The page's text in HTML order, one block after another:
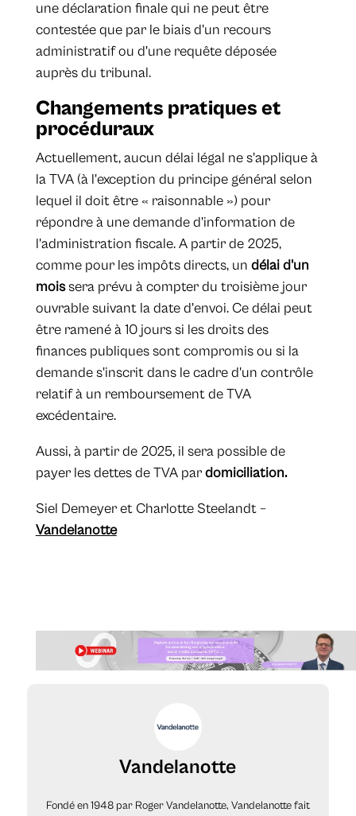
une déclaration finale qui ne peut être
contestée que par le biais d'un recours
administratif ou d'une requête déposée
auprès du tribunal.
Changements pratiques et
procéduraux
Actuellement, aucun délai légal ne s'applique à
la TVA (à l'exception du principe général selon
lequel il doit être « raisonnable ») pour
répondre à une demande d'information de
l'administration fiscale. A partir de 2025,
comme pour les impôts directs, un délai d'un
moissera prévu à compter du troisième jour
ouvrable suivant la date d'envoi. Ce délai peut
être ramené à 10 jours si les droits des
finances publiques sont compromis ou si la
demande s'inscrit dans le cadre d'un contrôle
relatif à un remboursement de TVA
excédentaire.
Aussi, à partir de 2025, il sera possible de
payer les dettes de TVA pardomiciliation.
Siel Demeyer et Charlotte Steelandt –
Vandelanotte
Vandelanotte
Fondé en 1948 par Roger Vandelanotte, Vandelanotte fait